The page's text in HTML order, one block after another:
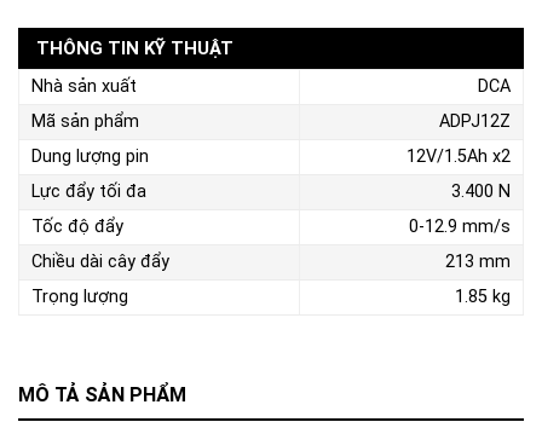
MÔ TẢ SẢN PHẨM
THÔNG TIN KỸ THUẬT
Nhà sản xuất
DCA
Mã sản phẩm
ADPJ12Z
Dung lượng pin
12V/1.5Ah x2
Lực đẩy tối đa
3.400 N
Tốc độ đẩy
0-12.9 mm/s
Chiều dài cây đẩy
213 mm
Trọng lượng
1.85 kg